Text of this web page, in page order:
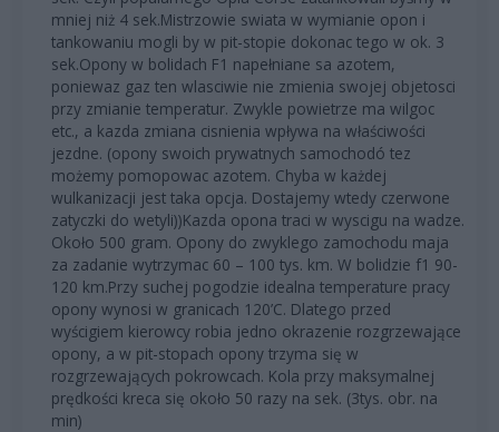
mniej niż 4 sek.Mistrzowie swiata w wymianie opon i
tankowaniu mogli by w pit-stopie dokonac tego w ok. 3
sek.Opony w bolidach F1 napełniane sa azotem,
poniewaz gaz ten wlasciwie nie zmienia swojej objetosci
przy zmianie temperatur. Zwykle powietrze ma wilgoc
etc., a kazda zmiana cisnienia wpływa na właściwości
jezdne. (opony swoich prywatnych samochodó tez
możemy pomopowac azotem. Chyba w każdej
wulkanizacji jest taka opcja. Dostajemy wtedy czerwone
zatyczki do wetyli))Kazda opona traci w wyscigu na wadze.
Około 500 gram. Opony do zwyklego zamochodu maja
za zadanie wytrzymac 60 – 100 tys. km. W bolidzie f1 90-
120 km.Przy suchej pogodzie idealna temperature pracy
opony wynosi w granicach 120’C. Dlatego przed
wyścigiem kierowcy robia jedno okrazenie rozgrzewające
opony, a w pit-stopach opony trzyma się w
rozgrzewających pokrowcach. Kola przy maksymalnej
prędkości kreca się około 50 razy na sek. (3tys. obr. na
min)